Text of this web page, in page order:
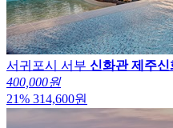
서귀포시 서부 신화관 제주
400,000원
21% 314,600원